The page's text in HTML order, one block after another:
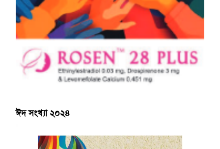
ঈদ সংখ্যা ২০২৪